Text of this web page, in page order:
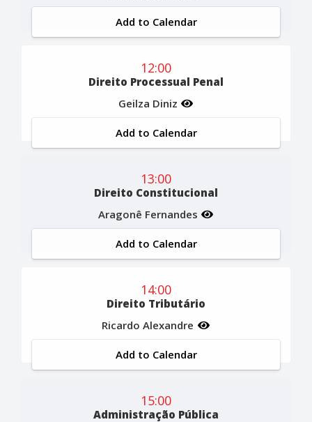
Add to Calendar
12:00
Direito Processual Penal
Geilza Diniz
Add to Calendar
13:00
Direito Constitucional
Aragonê Fernandes
Add to Calendar
14:00
Direito Tributário
Ricardo Alexandre
Add to Calendar
15:00
Administração Pública